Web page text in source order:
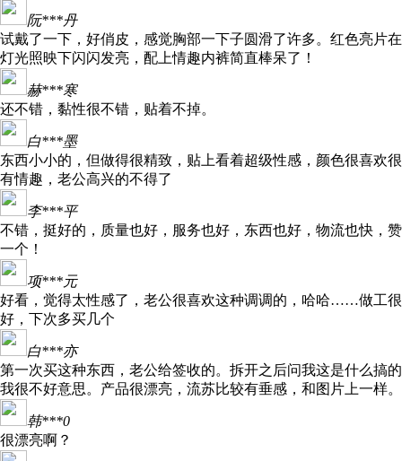
阮***丹
试戴了一下，好俏皮，感觉胸部一下子圆滑了许多。红色亮片在
灯光照映下闪闪发亮，配上情趣内裤简直棒呆了！
赫***寒
还不错，黏性很不错，贴着不掉。
白***墨
东西小小的，但做得很精致，贴上看着超级性感，颜色很喜欢很
有情趣，老公高兴的不得了
李***平
不错，挺好的，质量也好，服务也好，东西也好，物流也快，赞
一个！
项***元
好看，觉得太性感了，老公很喜欢这种调调的，哈哈……做工很
好，下次多买几个
白***亦
第一次买这种东西，老公给签收的。拆开之后问我这是什么搞的
我很不好意思。产品很漂亮，流苏比较有垂感，和图片上一样。
韩***0
很漂亮啊？